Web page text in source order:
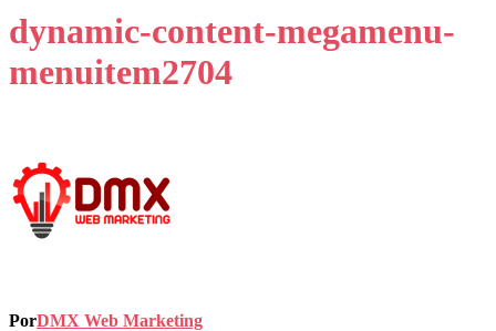
dynamic-content-megamenu-
menuitem2704
PorDMX Web Marketing